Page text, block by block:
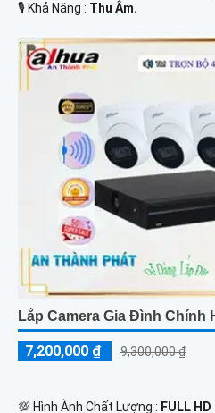
️🎙 Khả Năng : Thu Âm.
Lắp Camera Gia Đình Chính
7,200,000 ₫ 9,300,000 ₫
💯 Hình Ành Chất Lượng : FULL